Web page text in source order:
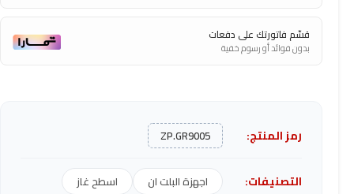
قسّم فاتورتك على دفعات
بدون فوائد أو رسوم خفية
رمز المنتج: ZP.GR9005
التصنيفات: اجهزة البلت ان اسطح غاز